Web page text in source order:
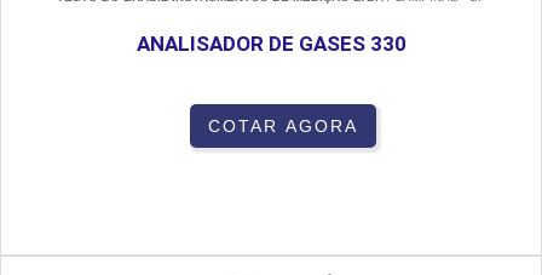
ANALISADOR DE GASES 330
COTAR AGORA